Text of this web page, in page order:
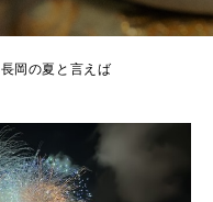
長岡の夏と言えば